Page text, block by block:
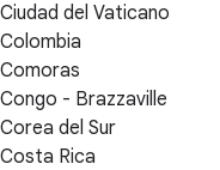
Ciudad del Vaticano
Colombia
Comoras
Congo - Brazzaville
Corea del Sur
Costa Rica